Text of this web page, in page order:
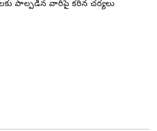
పాల్పడిన వారిపై కఠిన చర్యలు